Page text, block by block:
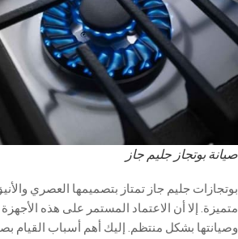
صيانة بوتجاز جليم جاز
بوتجازات جليم جاز تمتاز بتصميمها العصري
متميزة. إلا أن الاعتماد المستمر على هذه
وصيانتها بشكل منتظم. إليك أهم أسباب القيام